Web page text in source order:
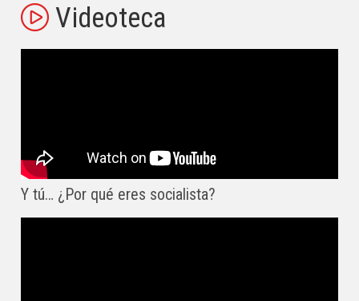
Videoteca
Y tú… ¿Por qué eres socialista?